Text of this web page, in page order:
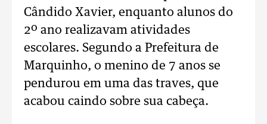
Cândido Xavier, enquanto alunos do
2º ano realizavam atividades
escolares. Segundo a Prefeitura de
Marquinho, o menino de 7 anos se
pendurou em uma das traves, que
acabou caindo sobre sua cabeça.